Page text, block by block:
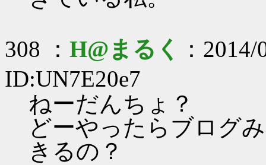
308 ： H@まるく
：
ID:UN7E20e7
ねーだんちょ？
どーやったらブログ
きるの？